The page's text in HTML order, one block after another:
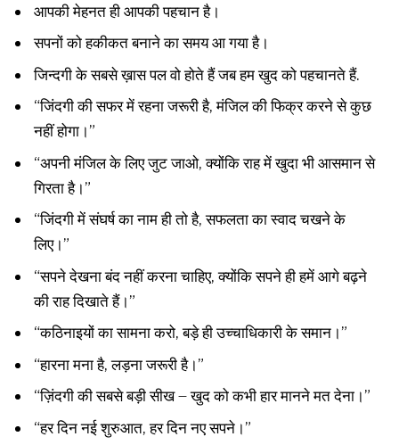
आपकी मेहनत ही आपकी पहचान है।
सपनों को हकीकत बनाने का समय आ गया है।
जिन्दगी के सबसे ख़ास पल वो होते हैं जब हम खुद को पहचानते हैं.
“जिंदगी की सफर में रहना जरूरी है, मंजिल की फिक्र करने से कुछ
नहीं होगा।”
“अपनी मंजिल के लिए जुट जाओ, क्योंकि राह में खुदा भी आसमान से
गिरता है।”
“जिंदगी में संघर्ष का नाम ही तो है, सफलता का स्वाद चखने के
लिए।”
“सपने देखना बंद नहीं करना चाहिए, क्योंकि सपने ही हमें आगे बढ़ने
की राह दिखाते हैं।”
“कठिनाइयों का सामना करो, बड़े ही उच्चाधिकारी के समान।”
“हारना मना है, लड़ना जरूरी है।”
“ज़िंदगी की सबसे बड़ी सीख – खुद को कभी हार मानने मत देना।”
“हर दिन नई शुरुआत, हर दिन नए सपने।”